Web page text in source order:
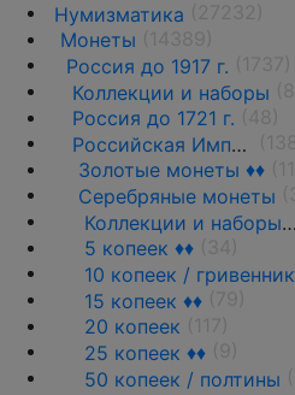
Нумизматика
Монеты
Россия до 1917 г.
Коллекции и наборы
Россия до 1721 г.
Российская Империя 1721 - 1919 гг.
Золотые монеты ♦♦
Серебряные монеты
Коллекции и наборы ♦♦
5 копеек ♦♦
10 копеек / гривенник
15 копеек ♦♦
20 копеек
25 копеек ♦♦
50 копеек / полтины